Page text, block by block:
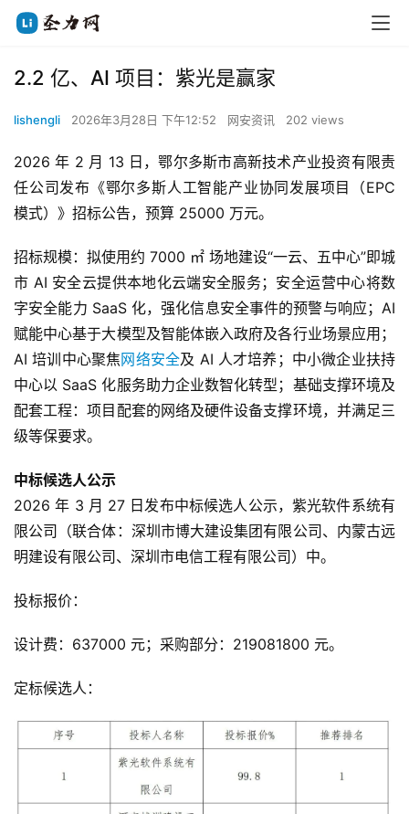
2.2 亿、AI 项目：紫光是赢家
lishengli 2026年3月28日 下午12:52 网安资讯 202 views
2026 年 2 月 13 日，鄂尔多斯市高新技术产业投资有限责
任公司发布《鄂尔多斯人工智能产业协同发展项目（EPC
模式）》招标公告，预算 25000 万元。
招标规模：拟使用约 7000 ㎡ 场地建设“一云、五中心”即城
市 AI 安全云提供本地化云端安全服务；安全运营中心将数
字安全能力 SaaS 化，强化信息安全事件的预警与响应；AI
赋能中心基于大模型及智能体嵌入政府及各行业场景应用；
AI 培训中心聚焦网络安全及 AI 人才培养；中小微企业扶持
中心以 SaaS 化服务助力企业数智化转型；基础支撑环境及
配套工程：项目配套的网络及硬件设备支撑环境，并满足三
级等保要求。
中标候选人公示
2026 年 3 月 27 日发布中标候选人公示，紫光软件系统有
限公司（联合体：深圳市博大建设集团有限公司、内蒙古远
明建设有限公司、深圳市电信工程有限公司）中。
投标报价：
设计费：637000 元；采购部分：219081800 元。
定标候选人：